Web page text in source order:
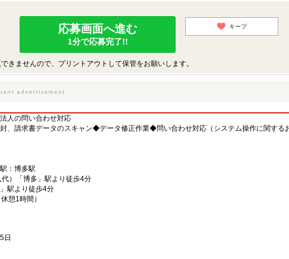
応募画面へ進む
1分で応募完了!!
キープ
きませんので、プリントアウトして保管をお願いします。
人の問い合わせ対応
、請求書データのスキャン◆データ修正作業◆問い合わせ対応（システム操作に関する
：博多駅
）「博多」駅より徒歩4分
駅より徒歩4分
憩1時間）
日